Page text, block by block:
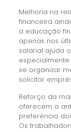
Melhoria na
financeira
a educação
apenas nos
salarial ajuda
se organizar
solicitar
Reforço da
oferecem a
preferência
Os